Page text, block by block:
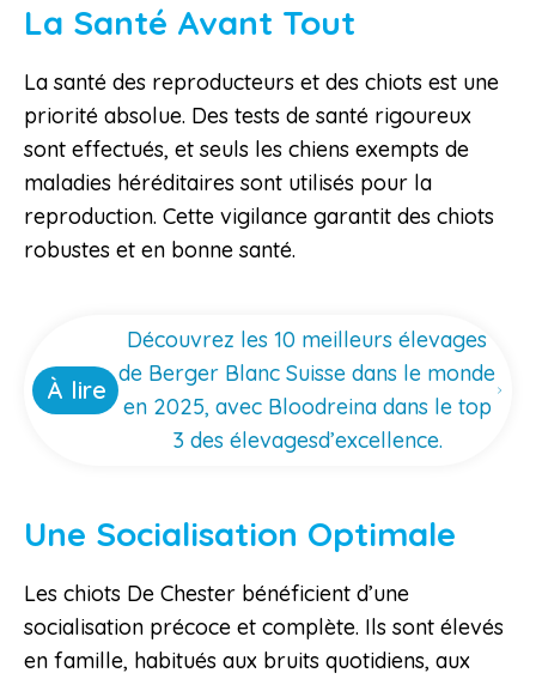
La Santé Avant Tout
La santé des reproducteurs et des chiots est une
priorité absolue. Des tests de santé rigoureux
sont effectués, et seuls les chiens exempts de
maladies héréditaires sont utilisés pour la
reproduction. Cette vigilance garantit des chiots
robustes et en bonne santé.
À lire
Découvrez les 10 meilleurs élevages
de Berger Blanc Suisse dans le monde
en 2025, avec Bloodreina dans le top
3 des élevagesd’excellence.
Une Socialisation Optimale
Les chiots De Chester bénéficient d’une
socialisation précoce et complète. Ils sont élevés
en famille, habitués aux bruits quotidiens, aux